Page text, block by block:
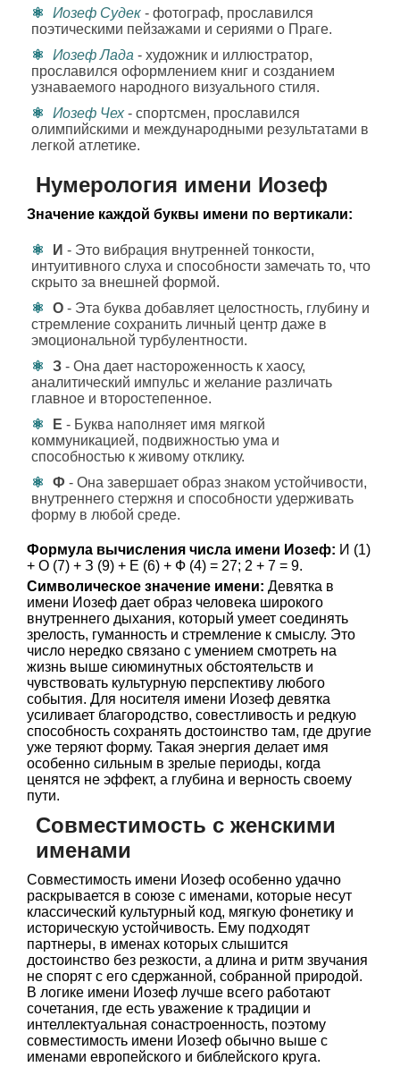
Иозеф Судек - фотограф, прославился
поэтическими пейзажами и сериями о Праге.
Иозеф Лада - художник и иллюстратор,
прославился оформлением книг и созданием
узнаваемого народного визуального стиля.
Иозеф Чех- спортсмен, прославился
олимпийскими и международными результатами в
легкой атлетике.
Нумерология имени Иозеф
Значение каждой буквы имени по вертикали:
И - Это вибрация внутренней тонкости,
интуитивного слуха и способности замечать то, что
скрыто за внешней формой.
О - Эта буква добавляет целостность, глубину и
стремление сохранить личный центр даже в
эмоциональной турбулентности.
З - Она дает настороженность к хаосу,
аналитический импульс и желание различать
главное и второстепенное.
Е - Буква наполняет имя мягкой
коммуникацией, подвижностью ума и
способностью к живому отклику.
Ф - Она завершает образ знаком устойчивости,
внутреннего стержня и способности удерживать
форму в любой среде.
Формула вычисления числа имени Иозеф: И (1)
+ О (7) + З (9) + Е (6) + Ф (4) = 27; 2 + 7 = 9.
Символическое значение имени: Девятка в
имени Иозеф дает образ человека широкого
внутреннего дыхания, который умеет соединять
зрелость, гуманность и стремление к смыслу. Это
число нередко связано с умением смотреть на
жизнь выше сиюминутных обстоятельств и
чувствовать культурную перспективу любого
события. Для носителя имени Иозеф девятка
усиливает благородство, совестливость и редкую
способность сохранять достоинство там, где другие
уже теряют форму. Такая энергия делает имя
особенно сильным в зрелые периоды, когда
ценятся не эффект, а глубина и верность своему
пути.
Совместимость с женскими
именами
Совместимость имени Иозеф особенно удачно
раскрывается в союзе с именами, которые несут
классический культурный код, мягкую фонетику и
историческую устойчивость. Ему подходят
партнеры, в именах которых слышится
достоинство без резкости, а длина и ритм звучания
не спорят с его сдержанной, собранной природой.
В логике имени Иозеф лучше всего работают
сочетания, где есть уважение к традиции и
интеллектуальная сонастроенность, поэтому
совместимость имени Иозеф обычно выше с
именами европейского и библейского круга.